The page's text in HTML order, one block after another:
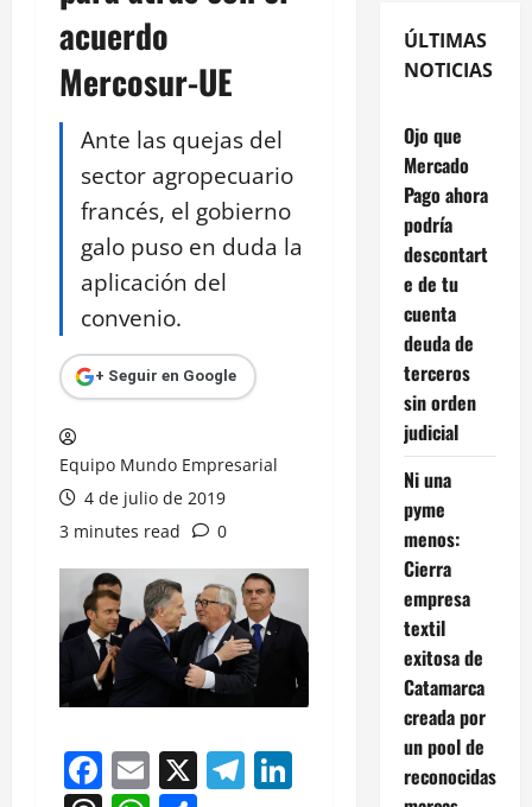
acuerdo
Mercosur-UE
Ante las quejas del
sector agropecuario
francés, el gobierno
galo puso en duda la
aplicación del
convenio.
+ Seguir en Google
Equipo Mundo Empresarial
4 de julio de 2019
3 minutes read
0
Facebook
Email
X Telegram
LinkedIn
ÚLTIMAS
NOTICIAS
Ojo que
Mercado
Pago ahora
podría
descontart
e de tu
cuenta
deuda de
terceros
sin orden
judicial
Ni una
pyme
menos:
Cierra
empresa
textil
exitosa de
Catamarca
creada por
un pool de
reconocidas